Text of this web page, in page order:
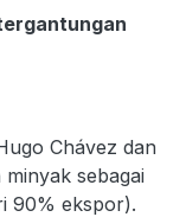
Chávez dan
sebagai
90% ekspor).